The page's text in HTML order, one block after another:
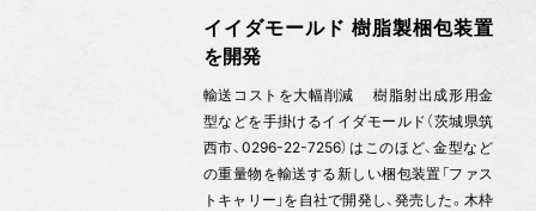
イイダモールド 樹脂製梱包装置
を開発
輸送コストを大幅削減 樹脂射出成形用金
型などを手掛けるイイダモールド（茨城県筑
西市、0296-22-7256）はこのほど、金型など
の重量物を輸送する新しい梱包装置「ファス
トキャリー」を自社で開発し、発売した。木枠